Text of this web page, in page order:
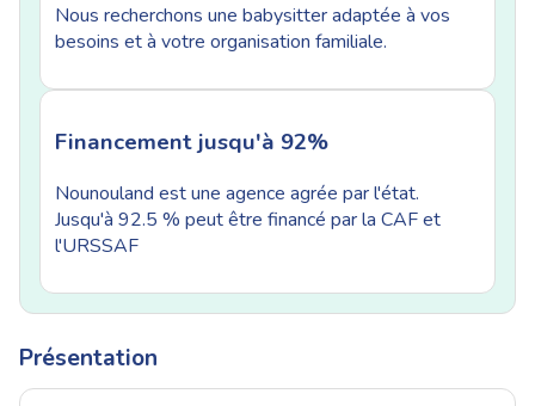
Nous recherchons une babysitter adaptée à vos
besoins et à votre organisation familiale.
Financement jusqu'à 92%
Nounouland est une agence agrée par l'état.
Jusqu'à 92.5 % peut être financé par la CAF et
l'URSSAF
Présentation